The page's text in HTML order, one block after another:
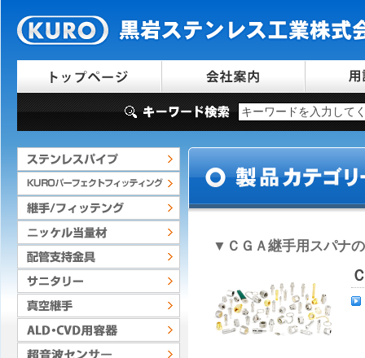
▼ ＣＧＡ継手用スパナ